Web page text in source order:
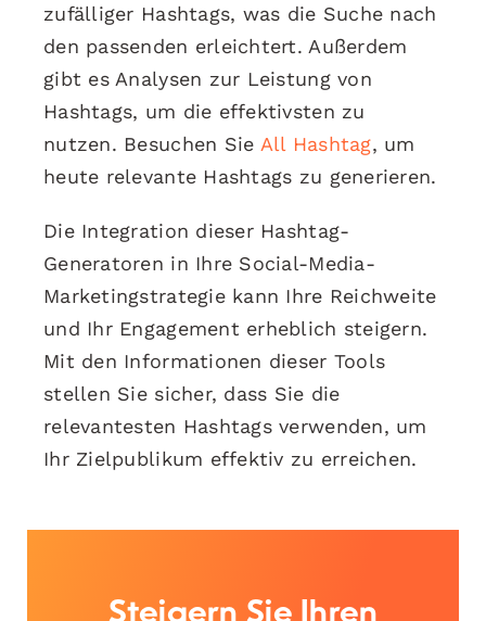
zufälliger Hashtags, was die Suche nach
den passenden erleichtert. Außerdem
gibt es Analysen zur Leistung von
Hashtags, um die effektivsten zu
nutzen. Besuchen Sie All Hashtag, um
heute relevante Hashtags zu generieren.
Die Integration dieser Hashtag-
Generatoren in Ihre Social-Media-
Marketingstrategie kann Ihre Reichweite
und Ihr Engagement erheblich steigern.
Mit den Informationen dieser Tools
stellen Sie sicher, dass Sie die
relevantesten Hashtags verwenden, um
Ihr Zielpublikum effektiv zu erreichen.
Steigern Sie Ihren